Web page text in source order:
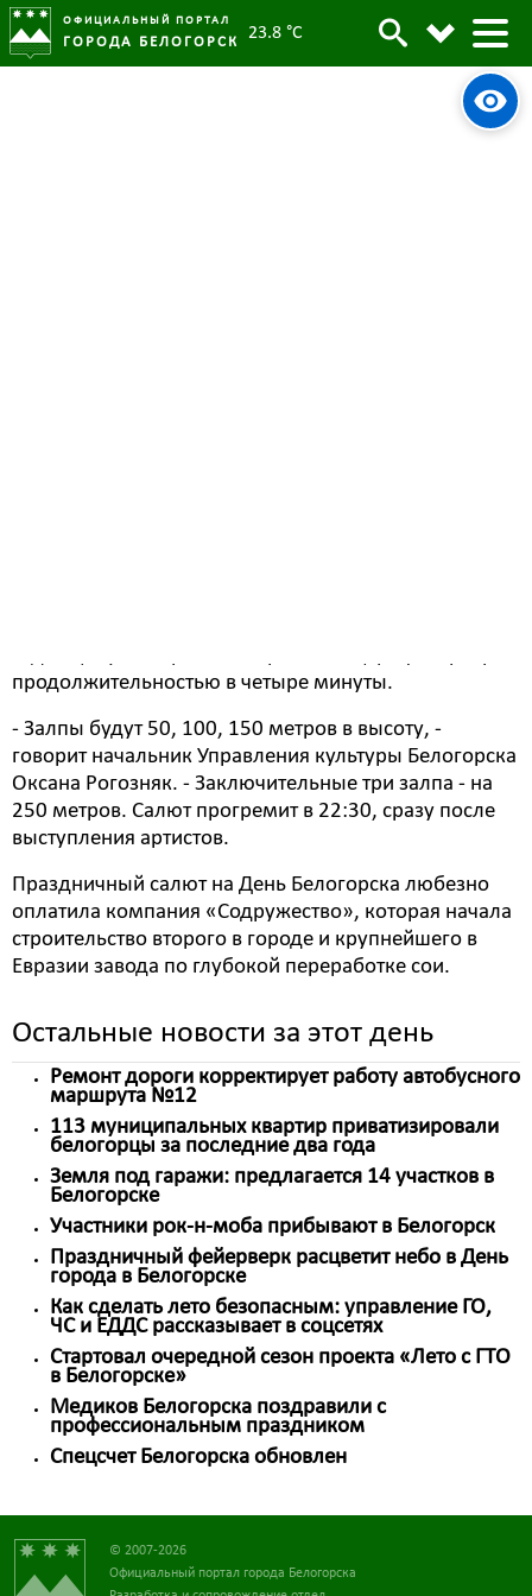
ОФИЦИАЛЬНЫЙ ПОРТАЛ
ГОРОДА БЕЛОГОРСК 23.8 °C
Архив
расцветит небо в День города в
продолжительностью в четыре минуты.
- Залпы будут 50, 100, 150 метров в высоту, -
говорит начальник Управления культуры Белогорска
Оксана Рогозняк. - Заключительные три залпа - на
250 метров. Салют прогремит в 22:30, сразу после
выступления артистов.
Праздничный салют на День Белогорска любезно
оплатила компания «Содружество», которая начала
строительство второго в городе и крупнейшего в
Евразии завода по глубокой переработке сои.
Остальные новости за этот день
Ремонт дороги корректирует работу автобусного
маршрута №12
113 муниципальных квартир приватизировали
белогорцы за последние два года
Земля под гаражи: предлагается 14 участков в
Белогорске
Участники рок-н-моба прибывают в Белогорск
Праздничный фейерверк расцветит небо в День
города в Белогорске
Как сделать лето безопасным: управление ГО,
ЧС и ЕДДС рассказывает в соцсетях
Стартовал очередной сезон проекта «Лето с ГТО
в Белогорске»
Медиков Белогорска поздравили с
профессиональным праздником
Спецсчет Белогорска обновлен
© 2007-2026
Официальный портал города Белогорска